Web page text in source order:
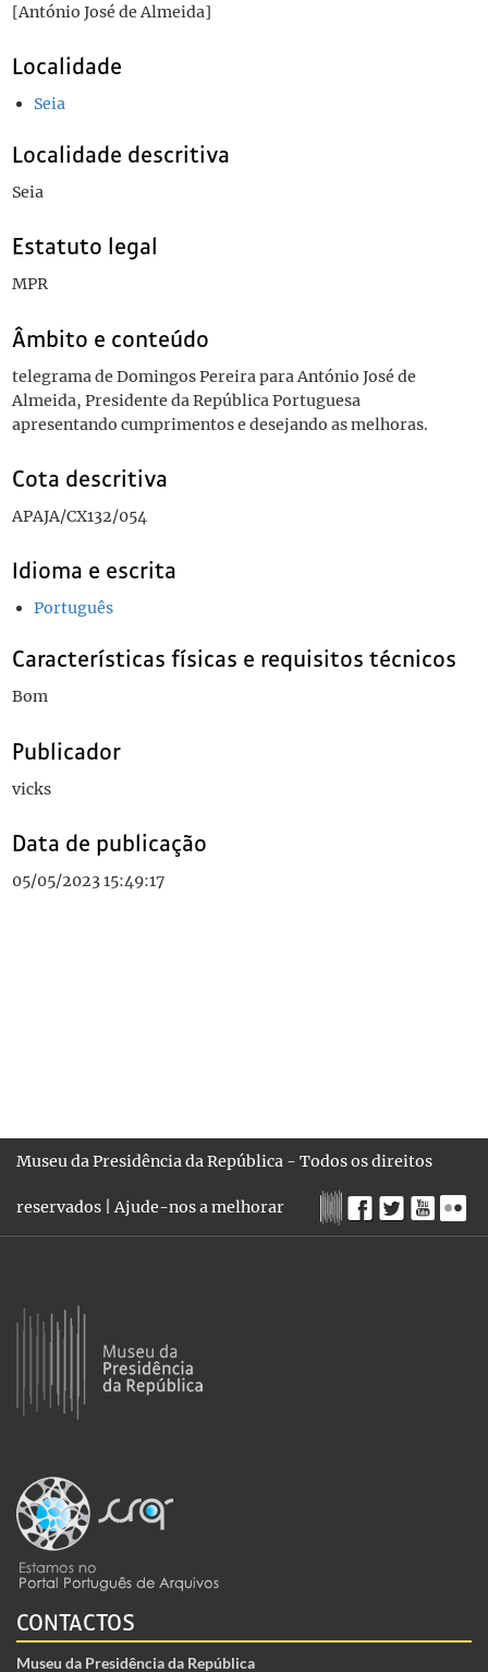
[António José de Almeida]
Localidade
Seia
Localidade descritiva
Seia
Estatuto legal
MPR
Âmbito e conteúdo
telegrama de Domingos Pereira para António José de
Almeida, Presidente da República Portuguesa
apresentando cumprimentos e desejando as melhoras.
Cota descritiva
APAJA/CX132/054
Idioma e escrita
Português
Características físicas e requisitos técnicos
Bom
Publicador
vicks
Data de publicação
05/05/2023 15:49:17
Museu da Presidência da República - Todos os direitos
reservados |Ajude-nos a melhorar
CONTACTOS
Museu da Presidência da República